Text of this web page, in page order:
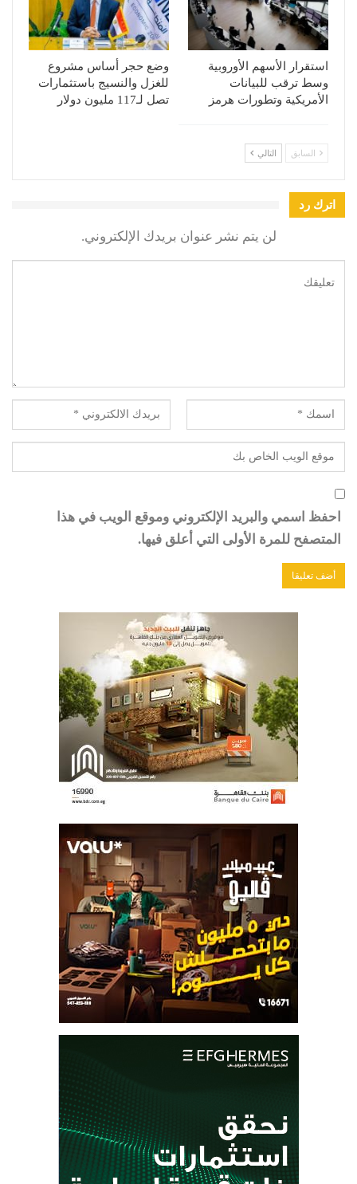
استقرار الأسهم الأوروبية
وسط ترقب للبيانات
الأمريكية وتطورات هرمز
وضع حجر أساس مشروع
للغزل والنسيج باستثمارات
تصل لـ117 مليون دولار
السابق التالي
اترك رد
لن يتم نشر عنوان بريدك الإلكتروني.
احفظ اسمي والبريد الإلكتروني وموقع الويب في هذا
المتصفح للمرة الأولى التي أعلق فيها.